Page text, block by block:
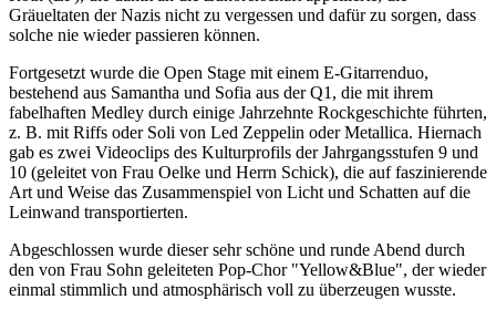
Gräueltaten der Nazis nicht zu vergessen und dafür zu sorgen, dass
solche nie wieder passieren können.
Fortgesetzt wurde die Open Stage mit einem E-Gitarrenduo,
bestehend aus Samantha und Sofia aus der Q1, die mit ihrem
fabelhaften Medley durch einige Jahrzehnte Rockgeschichte führten,
z. B. mit Riffs oder Soli von Led Zeppelin oder Metallica. Hiernach
gab es zwei Videoclips des Kulturprofils der Jahrgangsstufen 9 und
10 (geleitet von Frau Oelke und Herrn Schick), die auf faszinierende
Art und Weise das Zusammenspiel von Licht und Schatten auf die
Leinwand transportierten.
Abgeschlossen wurde dieser sehr schöne und runde Abend durch
den von Frau Sohn geleiteten Pop-Chor "Yellow&Blue", der wieder
einmal stimmlich und atmosphärisch voll zu überzeugen wusste.